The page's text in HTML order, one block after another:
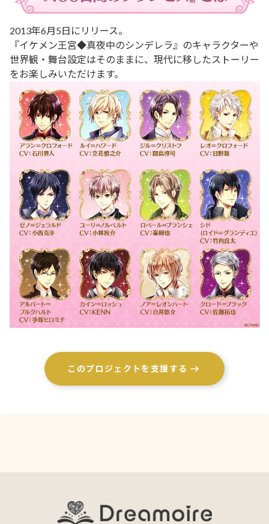
2013年6月5日にリリース。
『イケメン王宮◆真夜中のシンデレラ』のキャラクターや
世界観・舞台設定はそのままに、現代に移したストーリー
をお楽しみいただけます。
このプロジェクトを支援する